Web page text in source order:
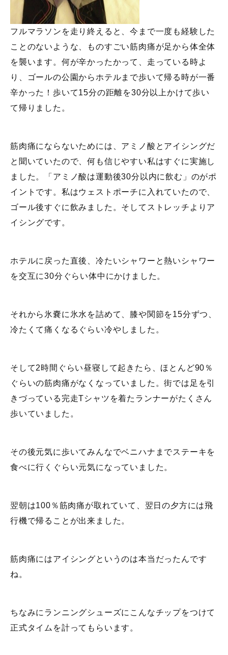
フルマラソンを走り終えると、今まで一度も経験した
ことのないような、ものすごい筋肉痛が足から体全体
を襲います。何が辛かったかって、走っている時よ
り、ゴールの公園からホテルまで歩いて帰る時が一番
辛かった！歩いて15分の距離を30分以上かけて歩い
て帰りました。
筋肉痛にならないためには、アミノ酸とアイシングだ
と聞いていたので、何も信じやすい私はすぐに実施し
ました。「アミノ酸は運動後30分以内に飲む」のがポ
イントです。私はウェストポーチに入れていたので、
ゴール後すぐに飲みました。そしてストレッチよりア
イシングです。
ホテルに戻った直後、冷たいシャワーと熱いシャワー
を交互に30分ぐらい体中にかけました。
それから氷嚢に氷水を詰めて、膝や関節を15分ずつ、
冷たくて痛くなるぐらい冷やしました。
そして2時間ぐらい昼寝して起きたら、ほとんど90％
ぐらいの筋肉痛がなくなっていました。街では足を引
きづっている完走Tシャツを着たランナーがたくさん
歩いていました。
その後元気に歩いてみんなでベニハナまでステーキを
食べに行くぐらい元気になっていました。
翌朝は100％筋肉痛が取れていて、翌日の夕方には飛
行機で帰ることが出来ました。
筋肉痛にはアイシングというのは本当だったんです
ね。
ちなみにランニングシューズにこんなチップをつけて
正式タイムを計ってもらいます。